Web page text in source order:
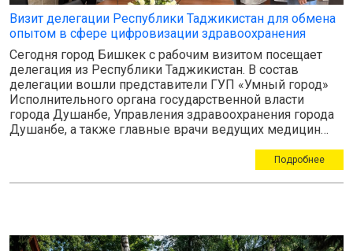
Визит делегации Республики Таджикистан для обмена
опытом в сфере цифровизации здравоохранения
Сегодня город Бишкек с рабочим визитом посещает
делегация из Республики Таджикистан. В состав
делегации вошли представители ГУП «Умный город»
Исполнительного органа государственной власти
города Душанбе, Управления здравоохранения города
Душанбе, а также главные врачи ведущих медицин…
Подробнее